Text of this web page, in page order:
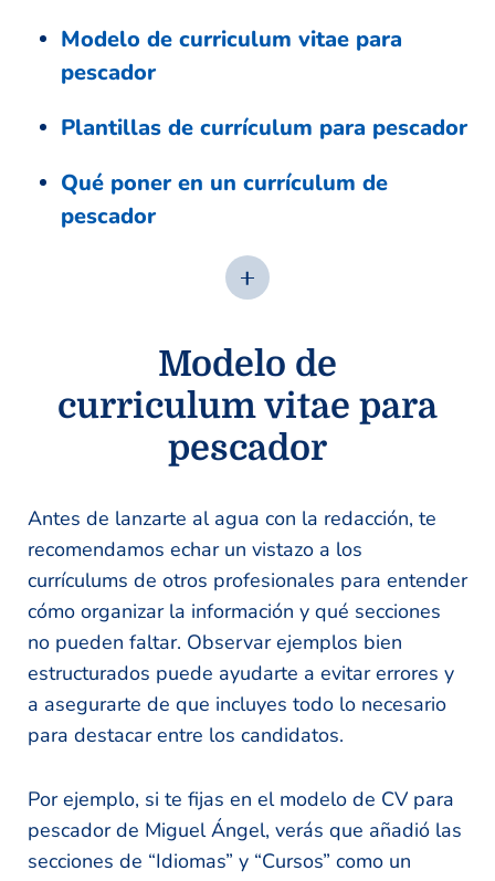
Modelo de curriculum vitae para
pescador
Plantillas de currículum para pescador
Qué poner en un currículum de
pescador
Modelo de
curriculum vitae para
pescador
Antes de lanzarte al agua con la redacción, te
recomendamos echar un vistazo a los
currículums de otros profesionales para entender
cómo organizar la información y qué secciones
no pueden faltar. Observar ejemplos bien
estructurados puede ayudarte a evitar errores y
a asegurarte de que incluyes todo lo necesario
para destacar entre los candidatos.
Por ejemplo, si te fijas en el modelo de CV para
pescador de Miguel Ángel, verás que añadió las
secciones de “Idiomas” y “Cursos” como un